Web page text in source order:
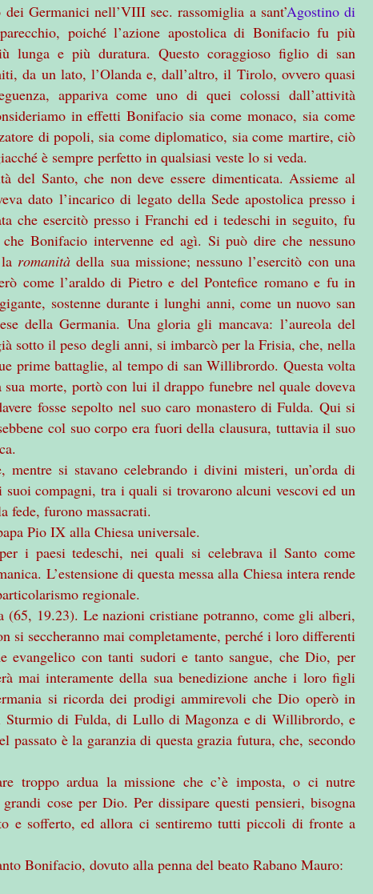
Germanici nell’VIII sec. rassomiglia a sant’Agostino di
poiché l’azione apostolica di Bonifacio fu più
lunga e più duratura. Questo coraggioso figlio di san
da un lato, l’Olanda e, dall’altro, il Tirolo, ovvero quasi
appariva come uno di quei colossi dall’attività
in effetti Bonifacio sia come monaco, sia come
di popoli, sia come diplomatico, sia come martire, ciò
è sempre perfetto in qualsiasi veste lo si veda.
del Santo, che non deve essere dimenticata. Assieme al
dato l’incarico di legato della Sede apostolica presso i
che esercitò presso i Franchi ed i tedeschi in seguito, fu
Bonifacio intervenne ed agì. Si può dire che nessuno
romanità della sua missione; nessuno l’esercitò con una
come l’araldo di Pietro e del Pontefice romano e fu in
sostenne durante i lunghi anni, come un nuovo san
della Germania. Una gloria gli mancava: l’aureola del
sotto il peso degli anni, si imbarcò per la Frisia, che, nella
prime battaglie, al tempo di san Willibrordo. Questa volta
sua morte, portò con lui il drappo funebre nel quale doveva
fosse sepolto nel suo caro monastero di Fulda. Qui si
col suo corpo era fuori della clausura, tuttavia il suo
si stavano celebrando i divini misteri, un’orda di
compagni, tra i quali si trovarono alcuni vescovi ed un
fede, furono massacrati.
Pio IX alla Chiesa universale.
i paesi tedeschi, nei quali si celebrava il Santo come
L’estensione di questa messa alla Chiesa intera rende
regionale.
(65, 19.23). Le nazioni cristiane potranno, come gli alberi,
si seccheranno mai completamente, perché i loro differenti
evangelico con tanti sudori e tanto sangue, che Dio, per
mai interamente della sua benedizione anche i loro figli
si ricorda dei prodigi ammirevoli che Dio operò in
Sturmio di Fulda, di Lullo di Magonza e di Willibrordo, e
passato è la garanzia di questa grazia futura, che, secondo
troppo ardua la missione che c’è imposta, o ci nutre
cose per Dio. Per dissipare questi pensieri, bisogna
e sofferto, ed allora ci sentiremo tutti piccoli di fronte a
Bonifacio, dovuto alla penna del beato Rabano Mauro: